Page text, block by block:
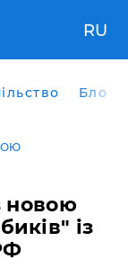
RU
Блоги
новою
із